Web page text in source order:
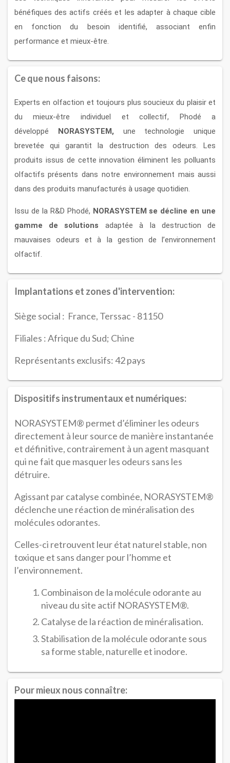
bénéfiques des actifs créés et les adapter à chaque cible
en fonction du besoin identifié, associant enfin
performance et mieux-être.
Ce que nous faisons:
Experts en olfaction et toujours plus soucieux du plaisir et
du mieux-être individuel et collectif, Phodé a
développé NORASYSTEM, une technologie unique
brevetée qui garantit la destruction des odeurs. Les
produits issus de cette innovation éliminent les polluants
olfactifs présents dans notre environnement mais aussi
dans des produits manufacturés à usage quotidien.
Issu de la R&D Phodé, NORASYSTEM se décline en une
gamme de solutions adaptée à la destruction de
mauvaises odeurs et à la gestion de l’environnement
olfactif.
Implantations et zones d'intervention:
Siège social : France, Terssac - 81150
Filiales : Afrique du Sud; Chine
Représentants exclusifs: 42 pays
Dispositifs instrumentaux et numériques:
NORASYSTEM® permet d’éliminer les odeurs
directement à leur source de manière instantanée
et définitive, contrairement à un agent masquant
qui ne fait que masquer les odeurs sans les
détruire.
Agissant par catalyse combinée, NORASYSTEM®
déclenche une réaction de minéralisation des
molécules odorantes.
Celles-ci retrouvent leur état naturel stable, non
toxique et sans danger pour l’homme et
l’environnement.
Combinaison de la molécule odorante au
niveau du site actif NORASYSTEM®.
Catalyse de la réaction de minéralisation.
Stabilisation de la molécule odorante sous
sa forme stable, naturelle et inodore.
Pour mieux nous connaître: